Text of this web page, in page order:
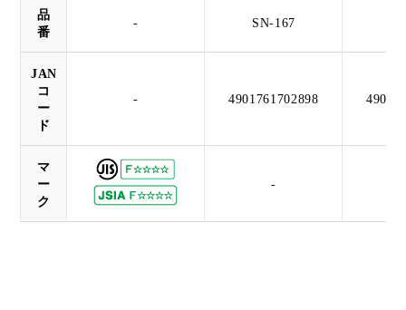
品
番
- SN-167
JAN
コ
ー
ド
- 4901761702898
マ
ー
ク
-